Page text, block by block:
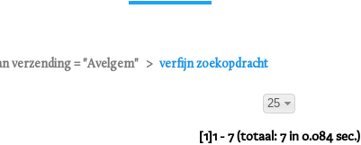
verzending = "Avelgem" verfijn zoekopdracht
25
[1]1 - 7 (totaal: 7 in 0.084 sec.)